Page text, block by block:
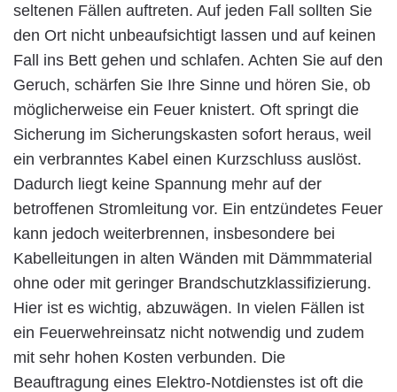
seltenen Fällen auftreten. Auf jeden Fall sollten Sie
den Ort nicht unbeaufsichtigt lassen und auf keinen
Fall ins Bett gehen und schlafen. Achten Sie auf den
Geruch, schärfen Sie Ihre Sinne und hören Sie, ob
möglicherweise ein Feuer knistert. Oft springt die
Sicherung im Sicherungskasten sofort heraus, weil
ein verbranntes Kabel einen Kurzschluss auslöst.
Dadurch liegt keine Spannung mehr auf der
betroffenen Stromleitung vor. Ein entzündetes Feuer
kann jedoch weiterbrennen, insbesondere bei
Kabelleitungen in alten Wänden mit Dämmmaterial
ohne oder mit geringer Brandschutzklassifizierung.
Hier ist es wichtig, abzuwägen. In vielen Fällen ist
ein Feuerwehreinsatz nicht notwendig und zudem
mit sehr hohen Kosten verbunden. Die
Beauftragung eines Elektro-Notdienstes ist oft die